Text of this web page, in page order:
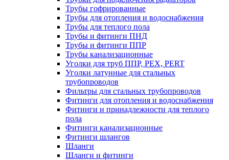
Трубы гофрированные
Трубы для отопления и водоснабжения
Трубы для теплого пола
Трубы и фитинги ПНД
Трубы и фитинги ППР
Трубы канализационные
Уголки для труб ППР, PEX, PERT
Уголки латунные для стальных
трубопроводов
Фильтры для стальных трубопроводов
Фитинги для отопления и водоснабжения
Фитинги и принадлежности для теплого
пола
Фитинги канализационные
Фитинги шлангов
Шланги
Шланги и фитинги